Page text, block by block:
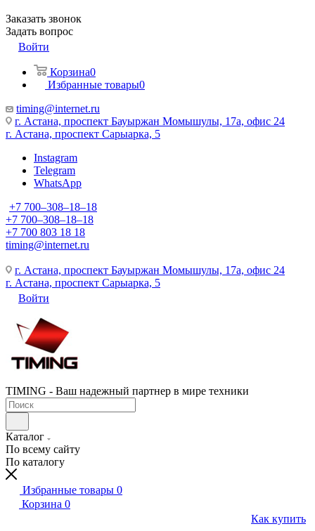
Заказать звонок
Задать вопрос
Войти
Корзина0
Избранные товары0
timing@internet.ru
г. Астана, проспект Бауыржан Момышулы, 17а, офис 24
г. Астана, проспект Сарыарка, 5
Instagram
Telegram
WhatsApp
+7 700‒308‒18‒18
+7 700‒308‒18‒18
+7 700 803 18 18
timing@internet.ru
г. Астана, проспект Бауыржан Момышулы, 17а, офис 24
г. Астана, проспект Сарыарка, 5
Войти
TIMING - Ваш надежный партнер в мире техники
Каталог
По всему сайту
По каталогу
Избранные товары 0
Корзина 0
Как купить